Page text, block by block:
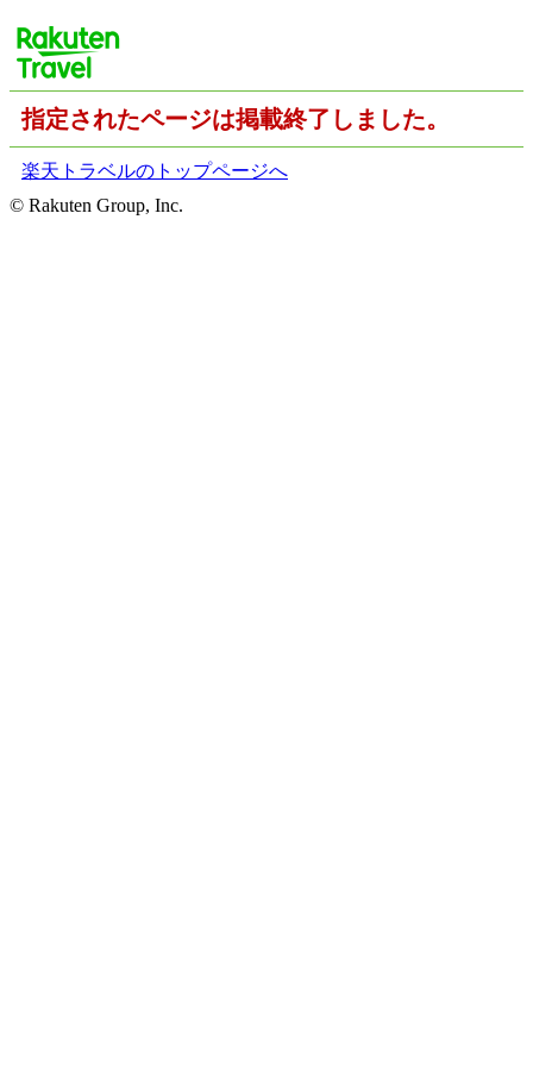
指定されたページは掲載終了しました。
楽天トラベルのトップページへ
© Rakuten Group, Inc.